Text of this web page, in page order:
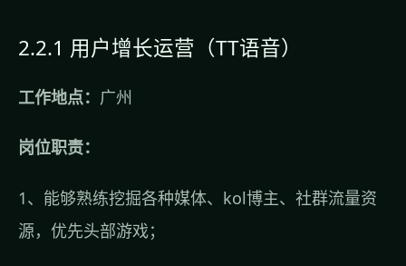
2.2.1 用户增长运营（TT语音）
工作地点： 广州
岗位职责：
1、能够熟练挖掘各种媒体、kol博主、社群流量资
源，优先头部游戏；